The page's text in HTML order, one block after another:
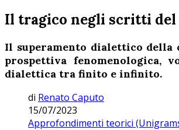
Il tragico negli scritti del
Il superamento dialettico
prospettiva fenomenologica,
dialettica tra finito e infinito.
di Renato Caputo
15/07/2023
Approfondimenti teorici